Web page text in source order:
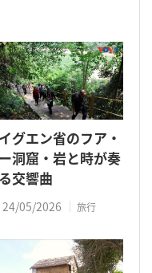
グエン省のフア・
洞窟・岩と時が奏
交響曲
24/05/2026 旅行